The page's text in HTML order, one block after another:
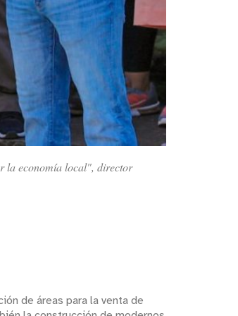
la economía local", director
de áreas para la venta de